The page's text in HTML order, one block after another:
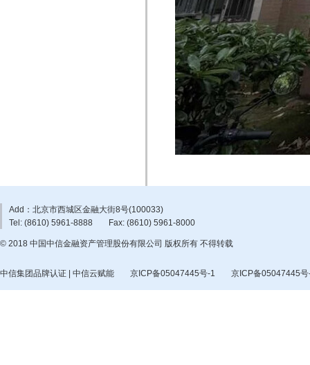
Add：北京市西城区金融大街8号(100033)
Tel: (8610) 5961-8888
Fax: (8610) 5961-8000
© 2018 中国中信金融资产管理股份有限公司 版权所有 不得转载
中信集团品牌认证 | 中信云赋能 京ICP备05047445号-1 京ICP备05047445